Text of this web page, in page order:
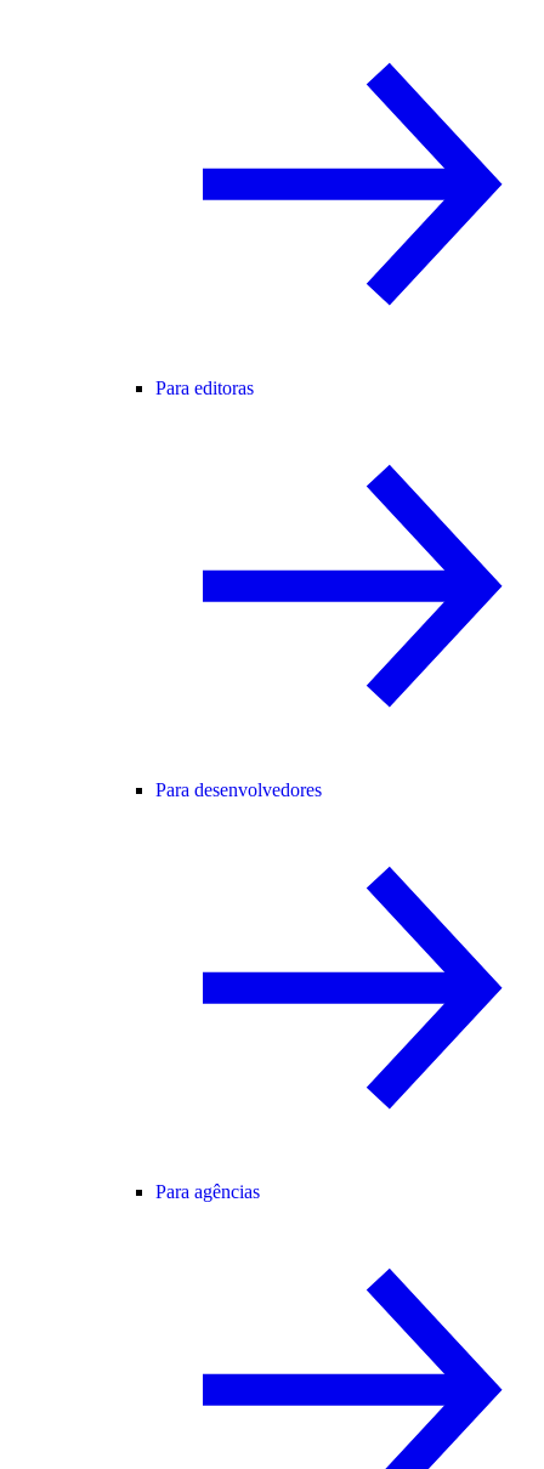
Para editoras
Para desenvolvedores
Para agências